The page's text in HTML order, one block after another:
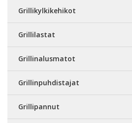
Grillikylkikehikot
Grillilastat
Grillinalusmatot
Grillinpuhdistajat
Grillipannut